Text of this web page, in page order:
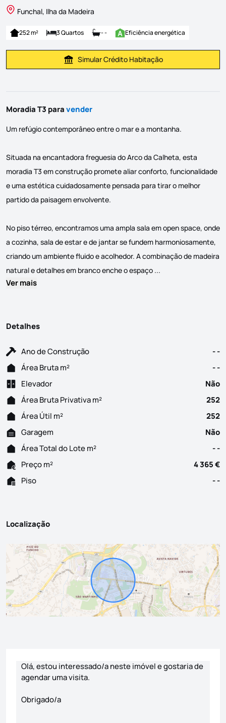
Funchal, Ilha da Madeira
252 m² 3 Quartos - - Eficiência energética
Simular Prestação
Simular Crédito Habitação
Moradia T3 paravender
Um refúgio contemporâneo entre o mar e a montanha.
Situada na encantadora freguesia do Arco da Calheta, esta
moradia T3 em construção promete aliar conforto, funcionalidade
e uma estética cuidadosamente pensada para tirar o melhor
partido da paisagem envolvente.
No piso térreo, encontramos uma ampla sala em open space, onde
a cozinha, sala de estar e de jantar se fundem harmoniosamente,
criando um ambiente fluido e acolhedor. A combinação de madeira
natural e detalhes em branco enche o espaço ...
Ver mais
Detalhes
Ano de Construção
- -
Área Bruta m²
- -
Elevador
Não
Área Bruta Privativa m²
252
Área Útil m²
252
Garagem
Não
Área Total do Lote m²
- -
Preço m²
4 365 €
Piso
- -
Localização